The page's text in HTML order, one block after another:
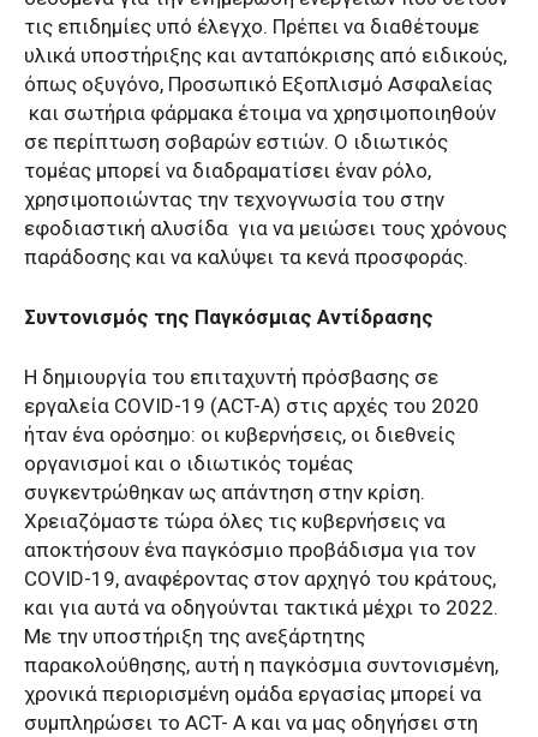
τις επιδημίες υπό έλεγχο. Πρέπει να διαθέτουμε
υλικά υποστήριξης και ανταπόκρισης από ειδικούς,
όπως οξυγόνο, Προσωπικό Εξοπλισμό Ασφαλείας
και σωτήρια φάρμακα έτοιμα να χρησιμοποιηθούν
σε περίπτωση σοβαρών εστιών. Ο ιδιωτικός
τομέας μπορεί να διαδραματίσει έναν ρόλο,
χρησιμοποιώντας την τεχνογνωσία του στην
εφοδιαστική αλυσίδα για να μειώσει τους χρόνους
παράδοσης και να καλύψει τα κενά προσφοράς.
Συντονισμός της Παγκόσμιας Αντίδρασης
Η δημιουργία του επιταχυντή πρόσβασης σε
εργαλεία COVID-19 (ACT-A) στις αρχές του 2020
ήταν ένα ορόσημο: οι κυβερνήσεις, οι διεθνείς
οργανισμοί και ο ιδιωτικός τομέας
συγκεντρώθηκαν ως απάντηση στην κρίση.
Χρειαζόμαστε τώρα όλες τις κυβερνήσεις να
αποκτήσουν ένα παγκόσμιο προβάδισμα για τον
COVID-19, αναφέροντας στον αρχηγό του κράτους,
και για αυτά να οδηγούνται τακτικά μέχρι το 2022.
Με την υποστήριξη της ανεξάρτητης
παρακολούθησης, αυτή η παγκόσμια συντονισμένη,
χρονικά περιορισμένη ομάδα εργασίας μπορεί να
συμπληρώσει το ACT- Α και να μας οδηγήσει στη